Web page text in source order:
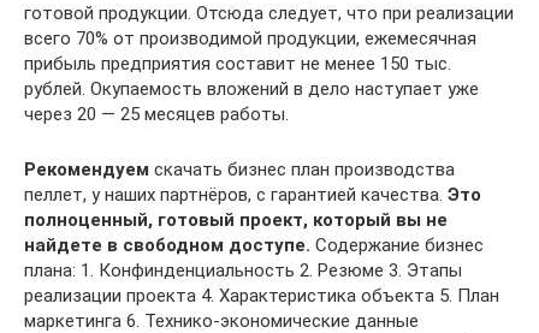
готовой продукции. Отсюда следует, что при реализации
всего 70% от производимой продукции, ежемесячная
прибыль предприятия составит не менее 150 тыс.
рублей. Окупаемость вложений в дело наступает уже
через 20 — 25 месяцев работы.
Рекомендуем скачать бизнес план производства
пеллет, у наших партнёров, с гарантией качества. Это
полноценный, готовый проект, который вы не
найдете в свободном доступе. Содержание бизнес
плана: 1. Конфинденциальность 2. Резюме 3. Этапы
реализации проекта 4. Характеристика объекта 5. План
маркетинга 6. Технико-экономические данные